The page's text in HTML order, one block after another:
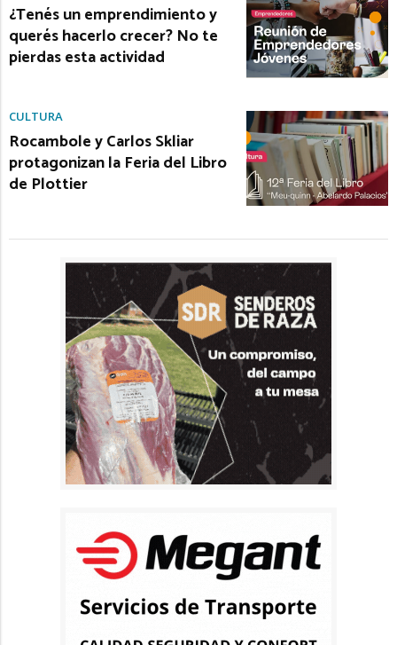
¿Tenés un emprendimiento y
querés hacerlo crecer? No te
pierdas esta actividad
CULTURA
Rocambole y Carlos Skliar
protagonizan la Feria del Libro
de Plottier